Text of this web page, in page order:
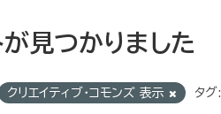
見つかりました
クリエイティブ・コモンズ 表示 タグ: